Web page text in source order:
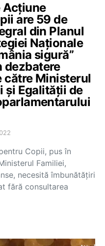
Acțiune
are 59 de
din Planul
Naționale
sigură”
dezbatere
către Ministerul
și Egalității de
Copii, pus în
Familiei,
necesită îmbunătățiri
fără consultarea